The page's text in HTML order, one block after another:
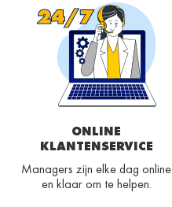
ONLINE
KLANTENSERVICE
Managers zijn elke dag online
en klaar om te helpen.